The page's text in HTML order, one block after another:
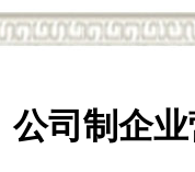
公司制企